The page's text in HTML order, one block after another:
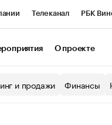
Телеканал РБК
Бизнес
О проекте
и продажи Финансы